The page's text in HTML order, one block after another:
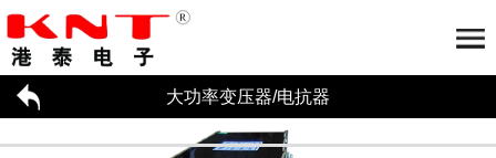
首页
关于港泰
大功率变压器/电抗器